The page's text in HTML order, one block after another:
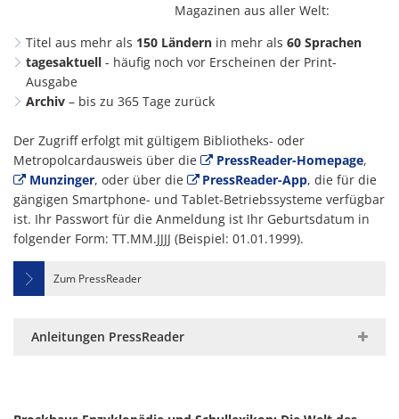
Magazinen aus aller Welt:
Titel aus mehr als 150 Ländernin mehr als 60 Sprachen
tagesaktuell- häufig noch vor Erscheinen der Print-
Ausgabe
Archiv– bis zu 365 Tage zurück
Der Zugriff erfolgt mit gültigem Bibliotheks- oder
Metropolcardausweis über die
PressReader-Homepage,
Munzinger, oder über die PressReader-App, die für die
gängigen Smartphone- und Tablet-Betriebssysteme verfügbar
ist. Ihr Passwort für die Anmeldung ist Ihr Geburtsdatum in
folgender Form: TT.MM.JJJJ (Beispiel: 01.01.1999).
Zum PressReader
Anleitungen PressReader